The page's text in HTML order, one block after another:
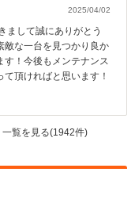
2025/04/02
まして誠にありがとう
敵な一台を見つかり良か
す！今後もメンテナンス
頂ければと思います！
覧を見る(1942件)